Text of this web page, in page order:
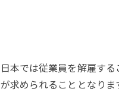
日本では従業員を解雇す
が求められることとなり